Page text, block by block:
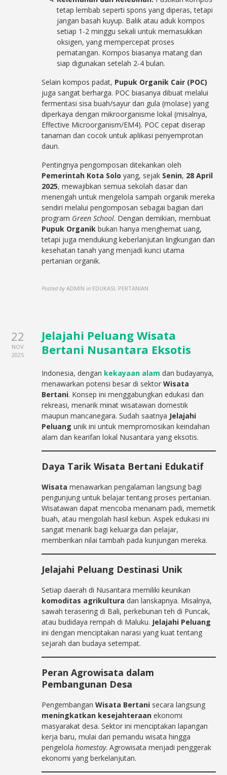
tetap lembab seperti spons yang diperas, tetapi
jangan basah kuyup. Balik atau aduk kompos
setiap 1-2 minggu sekali untuk memasukkan
oksigen, yang mempercepat proses
pematangan. Kompos biasanya matang dan
siap digunakan setelah 2-4 bulan.
Selain kompos padat, Pupuk Organik Cair (POC)
juga sangat berharga. POC biasanya dibuat melalui
fermentasi sisa buah/sayur dan gula (molase) yang
diperkaya dengan mikroorganisme lokal (misalnya,
Effective Microorganism/EM4). POC cepat diserap
tanaman dan cocok untuk aplikasi penyemprotan
daun.
Pentingnya pengomposan ditekankan oleh
Pemerintah Kota Solo yang, sejak Senin, 28 April
2025, mewajibkan semua sekolah dasar dan
menengah untuk mengelola sampah organik mereka
sendiri melalui pengomposan sebagai bagian dari
program Green School. Dengan demikian, membuat
Pupuk Organik bukan hanya menghemat uang,
tetapi juga mendukung keberlanjutan lingkungan dan
kesehatan tanah yang menjadi kunci utama
pertanian organik.
Posted by ADMIN in EDUKASI, PERTANIAN
22
NOV
2025
Jelajahi Peluang Wisata
Bertani Nusantara Eksotis
Indonesia, dengan kekayaan alam dan budayanya,
menawarkan potensi besar di sektorWisata
Bertani. Konsep ini menggabungkan edukasi dan
rekreasi, menarik minat wisatawan domestik
maupun mancanegara. Sudah saatnya Jelajahi
Peluang unik ini untuk mempromosikan keindahan
alam dan kearifan lokal Nusantara yang eksotis.
Daya TarikWisata Bertani Edukatif
Wisatamenawarkan pengalaman langsung bagi
pengunjung untuk belajar tentang proses pertanian.
Wisatawan dapat mencoba menanam padi, memetik
buah, atau mengolah hasil kebun. Aspek edukasi ini
sangat menarik bagi keluarga dan pelajar,
memberikan nilai tambah pada kunjungan mereka.
Jelajahi Peluang Destinasi Unik
Setiap daerah di Nusantara memiliki keunikan
komoditas agrikultura dan lanskapnya. Misalnya,
sawah terasering di Bali, perkebunan teh di Puncak,
atau budidaya rempah di Maluku. Jelajahi Peluang
ini dengan menciptakan narasi yang kuat tentang
sejarah dan budaya setempat.
Peran Agrowisata dalam
Pembangunan Desa
PengembanganWisata Bertani secara langsung
meningkatkan kesejahteraan ekonomi
masyarakat desa. Sektor ini menciptakan lapangan
kerja baru, mulai dari pemandu wisata hingga
pengelolahomestay. Agrowisata menjadi penggerak
ekonomi yang berkelanjutan.